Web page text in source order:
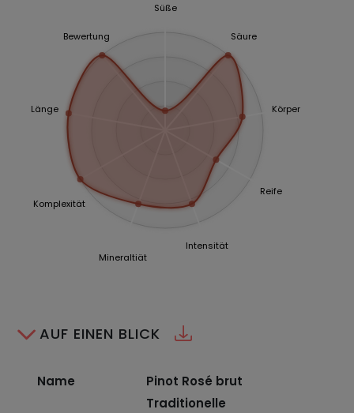
Süße
Säure
Körper
Reife
Intensität
Mineraltiät
Komplexität
Länge
Bewertung
AUF EINEN BLICK
Name
Pinot Rosé brut
Traditionelle